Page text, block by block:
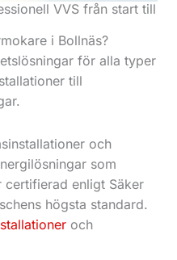
VVS från start till
i Bollnäs?
för alla typer
till
och
som
certifierad enligt Säker
högsta standard.
och